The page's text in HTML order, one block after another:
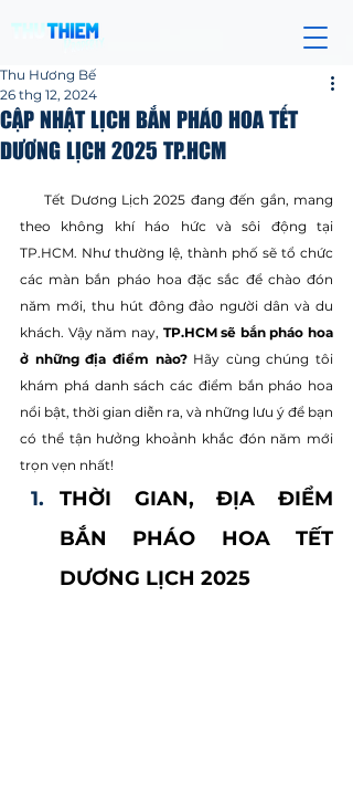
CẬP NHẬT LỊCH BẮN PHÁO HOA TẾT
DƯƠNG LỊCH 2025 TP.HCM
Thu Hương Bế
26 thg 12, 2024
     Tết Dương Lịch 2025 đang đến gần, mang
theo không khí háo hức và sôi động tại
TP.HCM. Như thường lệ, thành phố sẽ tổ chức
các màn bắn pháo hoa đặc sắc để chào đón
năm mới, thu hút đông đảo người dân và du
khách. Vậy năm nay, TP.HCM sẽ bắn pháo hoa
ở những địa điểm nào? Hãy cùng chúng tôi
khám phá danh sách các điểm bắn pháo hoa
nổi bật, thời gian diễn ra, và những lưu ý để bạn
có thể tận hưởng khoảnh khắc đón năm mới
trọn vẹn nhất!
THỜI GIAN, ĐỊA ĐIỂM
BẮN PHÁO HOA TẾT
DƯƠNG LỊCH 2025